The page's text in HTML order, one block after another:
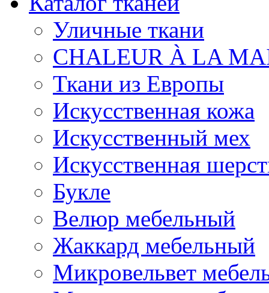
Уличные ткани
CHALEUR À LA
Ткани из Европы
Искусственная кожа
Искусственный мех
Искусственная
Букле
Велюр мебельный
Жаккард мебельный
Микровельвет